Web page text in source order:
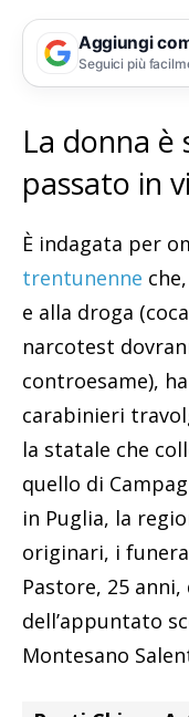
Aggiungi
Seguici più
La donna
passato in
È indagata per
trentunenne
e alla droga
narcotest
controesame),
carabinieri
la statale che
quello di
in Puglia, la
originari, i
Pastore, 25
dell’appuntato
Montesano